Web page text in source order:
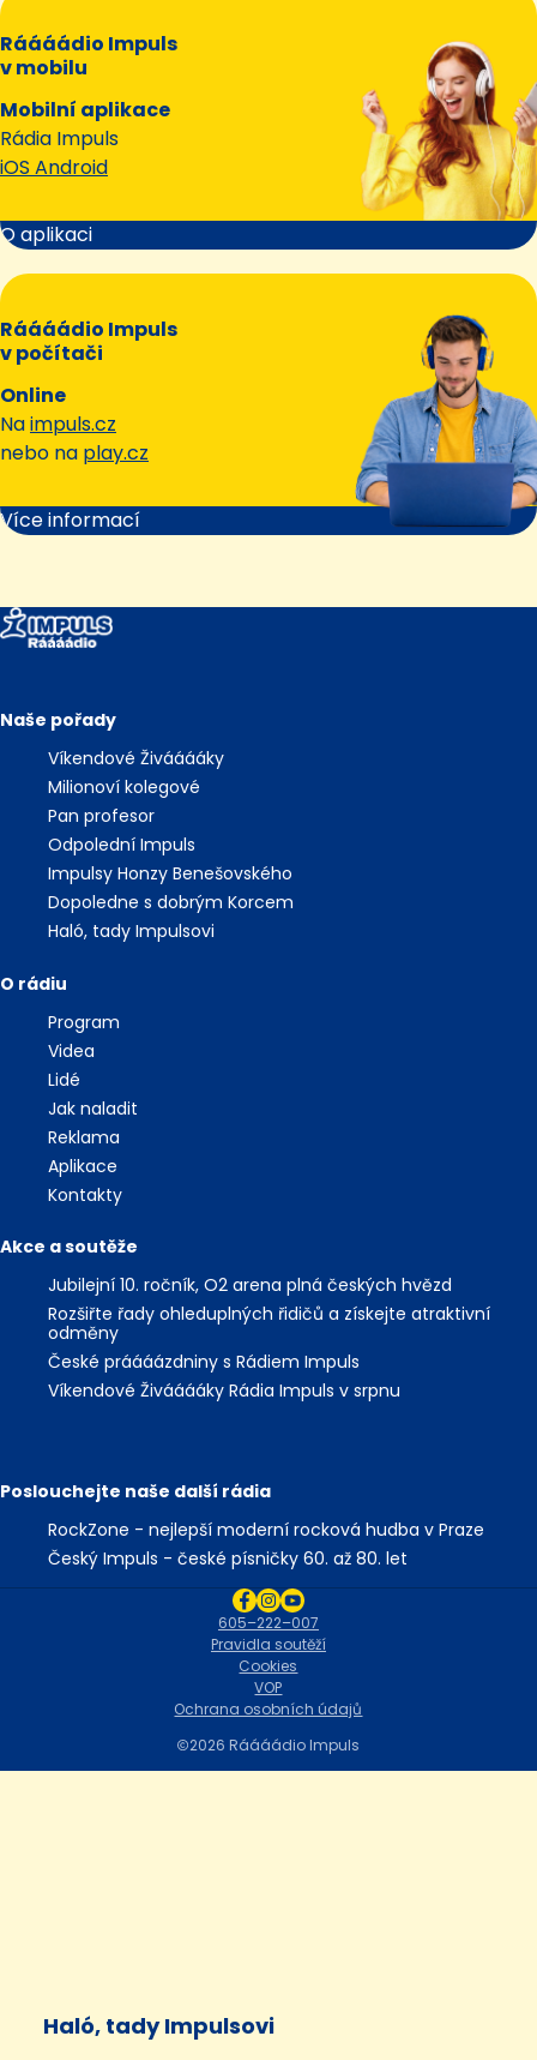
Haló, tady Impulsovi
Ráááádio Impuls
v mobilu
Mobilní aplikace
Rádia Impuls
iOS Android
O aplikaci
Ráááádio Impuls
v počítači
Online
Naimpuls.cz
nebo na play.cz
Více informací
Naše pořady
Víkendové Živááááky
Milionoví kolegové
Pan profesor
Odpolední Impuls
Impulsy Honzy Benešovského
Dopoledne s dobrým Korcem
Haló, tady Impulsovi
O rádiu
Program
Videa
Lidé
Jak naladit
Reklama
Aplikace
Kontakty
Akce a soutěže
Jubilejní 10. ročník, O2 arena plná českých hvězd
Rozšiřte řady ohleduplných řidičů a získejte atraktivní
odměny
České práááázdniny s Rádiem Impuls
Víkendové Živááááky Rádia Impuls v srpnu
Poslouchejte naše další rádia
RockZone - nejlepší moderní rocková hudba v Praze
Český Impuls - české písničky 60. až 80. let
2026 Ráááádio Impuls
Ochrana osobních údajů
VOP
Cookies
Pravidla soutěží
605–222–007